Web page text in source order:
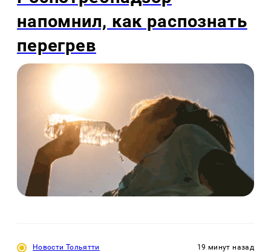
напомнил, как распознать
перегрев
Новости Тольятти 19 минут назад